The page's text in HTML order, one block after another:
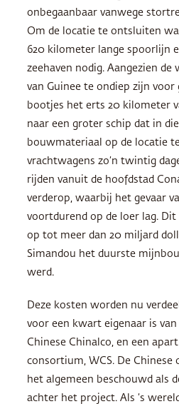
onbegaanbaar vanwege
Om de locatie te ontsluiten
620 kilometer lange spoorlijn
zeehaven nodig. Aangezien
van Guinee te ondiep zijn voor
bootjes het erts 20 kilometer
naar een groter schip dat in
bouwmateriaal op de locatie
vrachtwagens zo’n twintig
rijden vanuit de hoofdstad
verderop, waarbij het gevaar
voortdurend op de loer lag. Dit
op tot meer dan 20 miljard
Simandou het duurste
werd.
Deze kosten worden nu
voor een kwart eigenaar is
Chinese Chinalco, en een
consortium, WCS. De Chinese
het algemeen beschouwd als
achter het project. Als ’s